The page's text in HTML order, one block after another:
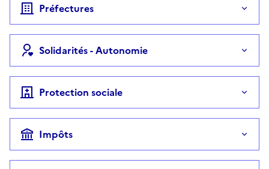
Préfectures
Solidarités - Autonomie
Protection sociale
Impôts